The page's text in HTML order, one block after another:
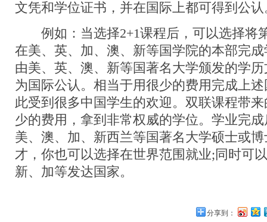
文凭和学位证书，并在国际上都可得到公认
例如：当选择2+1课程后，可以选择将
在美、英、加、澳、新等国学院的本部完
由美、英、澳、新等国著名大学颁发的学
为国际公认。相当于用很少的费用完成上
此受到很多中国学生的欢迎。双联课程带
少的费用，拿到非常权威的学位。学业完
美、澳、加、新西兰等国著名大学硕士或
才，你也可以选择在世界范围就业;同时可
新、加等发达国家。
分享到：